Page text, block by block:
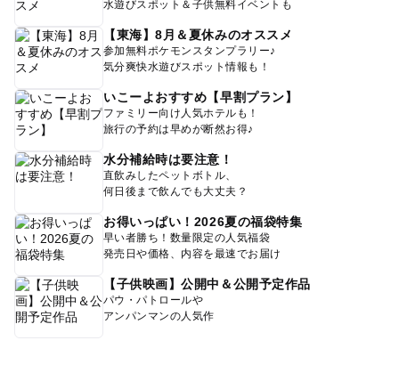
水遊びスポット＆子供無料イベントも
【東海】8月＆夏休みのオススメ
参加無料ポケモンスタンプラリー♪
気分爽快水遊びスポット情報も！
いこーよおすすめ【早割プラン】
ファミリー向け人気ホテルも！
旅行の予約は早めが断然お得♪
水分補給時は要注意！
直飲みしたペットボトル、
何日後まで飲んでも大丈夫？
お得いっぱい！2026夏の福袋特集
早い者勝ち！数量限定の人気福袋
発売日や価格、内容を最速でお届け
【子供映画】公開中＆公開予定作品
パウ・パトロールや
アンパンマンの人気作